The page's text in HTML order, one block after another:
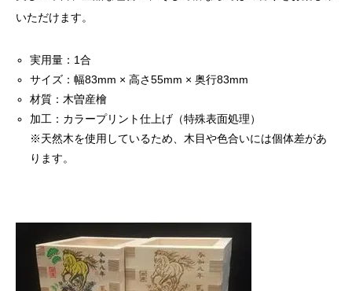
いただけます。
実用量：1合
サイズ：幅83mm × 高さ55mm × 奥行83mm
材質：木曽産檜
加工：カラープリント仕上げ（特殊表面処理）
※天然木を使用しているため、木目や色合いには個体差があ
ります。